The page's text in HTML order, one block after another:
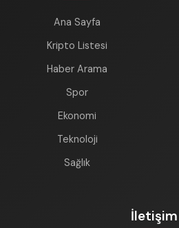
Ana Sayfa
Kripto Listesi
Haber Arama
Spor
Ekonomi
Teknoloji
Sağlık
İletişim